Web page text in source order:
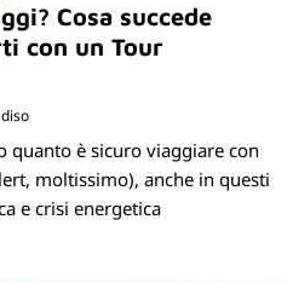
Cosa succede
con un Tour
quanto è sicuro viaggiare con
moltissimo), anche in questi
e crisi energetica